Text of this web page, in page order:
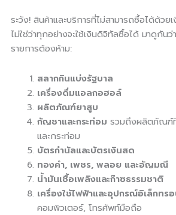
ระวัง! สินค้าและบริการที่ไม่สามารถซื้อได้ด้วย
ไม่ใช่ว่าทุกอย่างจะใช้เงินดิจิทัลซื้อได้ มาดูกันว่
รายการต้องห้าม:
สลากกินแบ่งรัฐบาล
เครื่องดื่มแอลกอฮอล์
ผลิตภัณฑ์ยาสูบ
กัญชาและกระท่อม รวมถึงผลิตภัณฑ์
และกระท่อม
บัตรกำนัลและบัตรเงินสด
ทองคำ, เพชร, พลอย และอัญมณี
น้ำมันเชื้อเพลิงและก๊าซธรรมชาติ
เครื่องใช้ไฟฟ้าและอุปกรณ์อิเล็กทร
คอมพิวเตอร์, โทรศัพท์มือถือ